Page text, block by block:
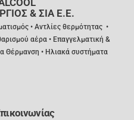
& ΣΙΑ Ε.Ε.
• Αντλίες θερμότητας •
αέρα • Επαγγελματική &
Θέρμανση • Ηλιακά συστήματα